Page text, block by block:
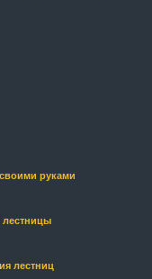
руками
лестниц